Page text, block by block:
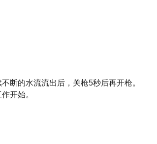
断的水流流出后，关枪5秒后再开枪。
开始。